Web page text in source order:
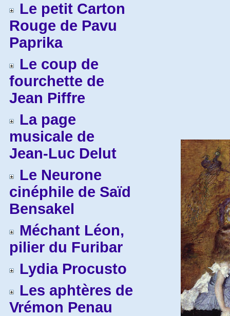
Le petit Carton
Rouge de Pavu
Paprika
Le coup de
fourchette de
Jean Piffre
La page
musicale de
Jean-Luc Delut
Le Neurone
cinéphile de Saïd
Bensakel
Méchant Léon,
pilier du Furibar
Lydia Procusto
Les aphtères de
Vrémon Penau